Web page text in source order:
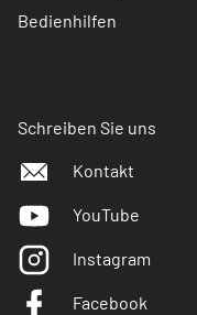
Bedienhilfen
Schreiben Sie uns
Kontakt
YouTube
Instagram
Facebook